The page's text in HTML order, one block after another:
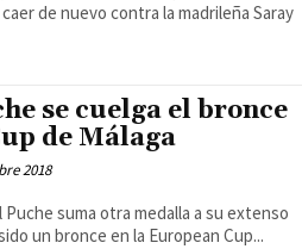
de nuevo contra la madrileña Saray
se cuelga el bronce
de Málaga
2018
Puche suma otra medalla a su extenso
un bronce en la European Cup...